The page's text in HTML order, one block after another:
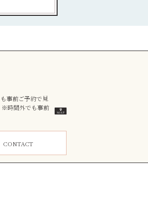
事前ご予約で見
時間外でも事前
CONTACT